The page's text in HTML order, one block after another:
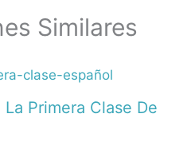
Similares
Primera Clase De